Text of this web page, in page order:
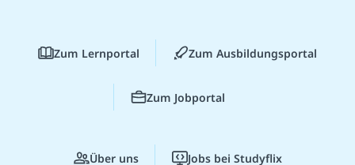
Zum Lernportal Zum Ausbildungsportal
Zum Jobportal
Über uns Jobs bei Studyflix